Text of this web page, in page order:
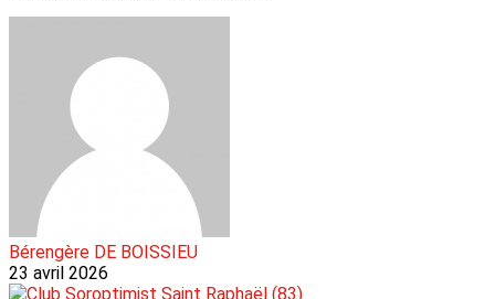
Bérengère DE BOISSIEU
23 avril 2026